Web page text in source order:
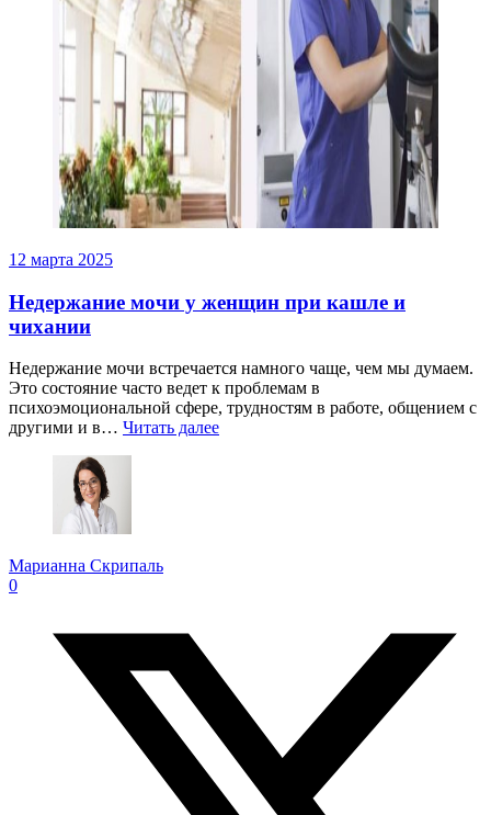
12 марта 2025
Недержание мочи у женщин при кашле и
чихании
Недержание мочи встречается намного чаще, чем мы думаем.
Это состояние часто ведет к проблемам в
психоэмоциональной сфере, трудностям в работе, общением с
другими и в… Читать далее
Марианна Скрипаль
0